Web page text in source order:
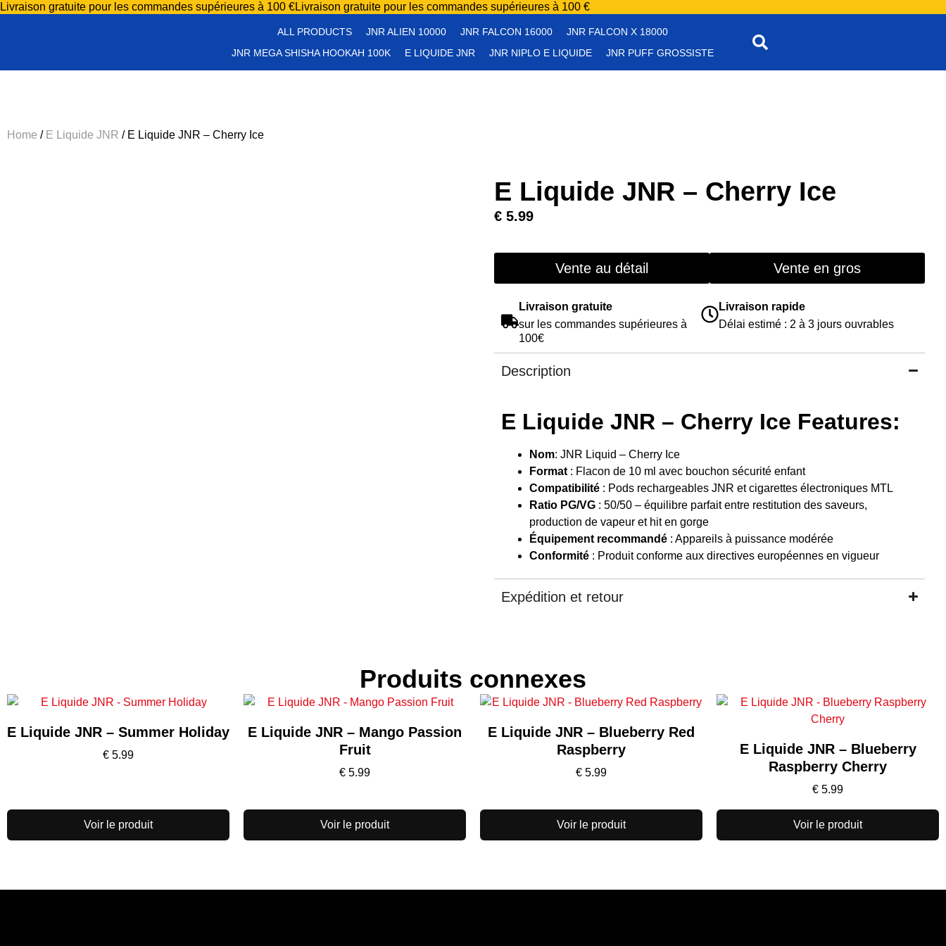
Livraison gratuite pour les commandes supérieures à 100 €Livraison gratuite pour les commandes supérieures à 100 €
ALL PRODUCTS JNR ALIEN 10000 JNR FALCON 16000
JNR FALCON X 18000
JNR MEGA SHISHA HOOKAH 100K
E LIQUIDE JNR JNR NIPLO E LIQUIDE JNR PUFF GROSSISTE
Home / E Liquide JNR / E Liquide JNR – Cherry Ice
E Liquide JNR – Cherry Ice
€ 5.99
Vente au détail Vente en gros
Livraison gratuite
sur les commandes supérieures à
100€
Livraison rapide
Délai estimé : 2 à 3 jours ouvrables
Description
E Liquide JNR – Cherry Ice Features:
Nom: JNR Liquid – Cherry Ice
Format : Flacon de 10 ml avec bouchon sécurité enfant
Compatibilité : Pods rechargeables JNR et cigarettes électroniques MTL
Ratio PG/VG : 50/50 – équilibre parfait entre restitution des saveurs,
production de vapeur et hit en gorge
Équipement recommandé : Appareils à puissance modérée
Conformité : Produit conforme aux directives européennes en vigueur
Expédition et retour
Produits connexes
E Liquide JNR – Summer Holiday
€ 5.99
Voir le produit
E Liquide JNR – Mango Passion
Fruit
€ 5.99
Voir le produit
E Liquide JNR – Blueberry Red
Raspberry
€ 5.99
Voir le produit
E Liquide JNR – Blueberry
Raspberry Cherry
€ 5.99
Voir le produit